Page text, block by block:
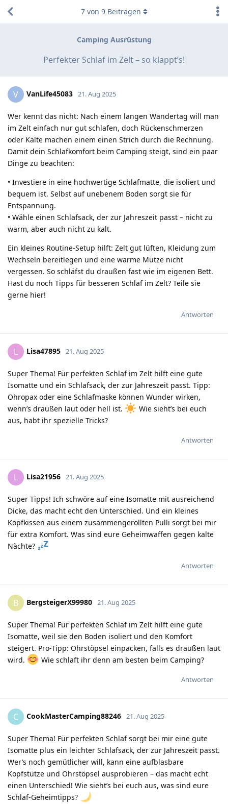
Camping Ausrüstung
Perfekter Schlaf im Zelt – so klappt’s!
7von 9Beiträgen
V VanLife45083 21. Aug 2025
Wer kennt das nicht: Nach einem langen Wandertag will man
im Zelt einfach nur gut schlafen, doch Rückenschmerzen
oder Kälte machen einem einen Strich durch die Rechnung.
Damit dein Schlafkomfort beim Camping steigt, sind ein paar
Dinge zu beachten:
• Investiere in eine hochwertige Schlafmatte, die isoliert und
bequem ist. Selbst auf unebenem Boden sorgt sie für
Entspannung.
• Wähle einen Schlafsack, der zur Jahreszeit passt – nicht zu
warm, aber auch nicht zu kalt.
Ein kleines Routine-Setup hilft: Zelt gut lüften, Kleidung zum
Wechseln bereitlegen und eine warme Mütze nicht
vergessen. So schläfst du draußen fast wie im eigenen Bett.
Hast du noch Tipps für besseren Schlaf im Zelt? Teile sie
gerne hier!
Antworten
L Lisa47895 21. Aug 2025
Super Thema! Für perfekten Schlaf im Zelt hilft eine gute
Isomatte und ein Schlafsack, der zur Jahreszeit passt. Tipp:
Ohropax oder eine Schlafmaske können Wunder wirken,
wenn’s draußen laut oder hell ist.
Wie sieht’s bei euch
aus, habt ihr spezielle Tricks?
Antworten
L Lisa21956 21. Aug 2025
Super Tipps! Ich schwöre auf eine Isomatte mit ausreichend
Dicke, das macht echt den Unterschied. Und ein kleines
Kopfkissen aus einem zusammengerollten Pulli sorgt bei mir
für extra Komfort. Was sind eure Geheimwaffen gegen kalte
Nächte?
Antworten
B BergsteigerX99980 21. Aug 2025
Super Thema! Für perfekten Schlaf im Zelt hilft eine gute
Isomatte, weil sie den Boden isoliert und den Komfort
steigert. Pro-Tipp: Ohrstöpsel einpacken, falls es draußen laut
wird.
Wie schlaft ihr denn am besten beim Camping?
Antworten
C CookMasterCamping88246 21. Aug 2025
Super Thema! Für perfekten Schlaf sorgt bei mir eine gute
Isomatte plus ein leichter Schlafsack, der zur Jahreszeit passt.
Wer’s noch gemütlicher will, kann eine aufblasbare
Kopfstütze und Ohrstöpsel ausprobieren – das macht echt
einen Unterschied! Wie sieht’s bei euch aus, was sind eure
Schlaf-Geheimtipps?